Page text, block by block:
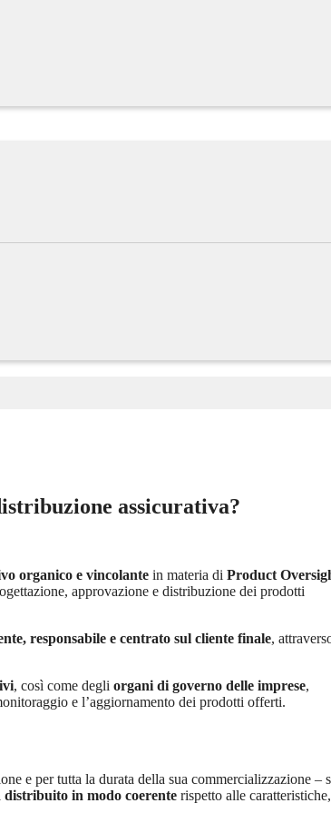
assicurativa?
organico e vincolante in materia di Product
approvazione e distribuzione dei prodotti
responsabile e centrato sul cliente finale,
, così come degli organi di governo delle imprese,
e l’aggiornamento dei prodotti offerti.
e per tutta la durata della sua commercializzazione –
distribuito in modo coerente rispetto alle caratteristiche,